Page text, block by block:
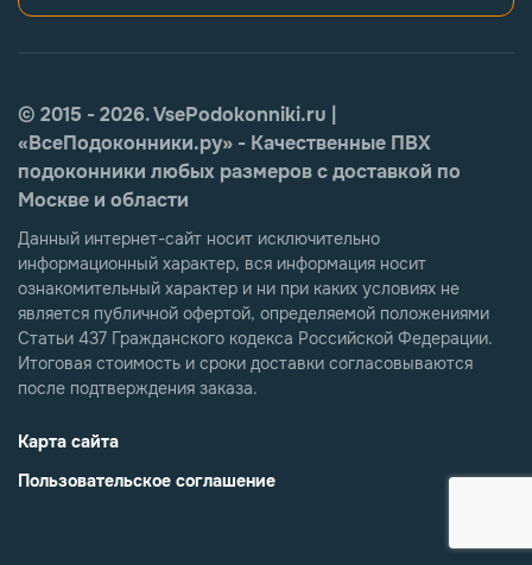
© 2015 - 2026. VsePodokonniki.ru |
«ВсеПодоконники.ру» - Качественные ПВХ
подоконники любых размеров с доставкой по
Москве и области
Данный интернет-сайт носит исключительно
информационный характер, вся информация носит
ознакомительный характер и ни при каких условиях не
является публичной офертой, определяемой положениями
Статьи 437 Гражданского кодекса Российской Федерации.
Итоговая стоимость и сроки доставки согласовываются
после подтверждения заказа.
Карта сайта
Пользовательское соглашение